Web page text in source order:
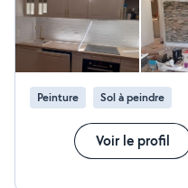
Peinture Sol à peindre
Voir le profil